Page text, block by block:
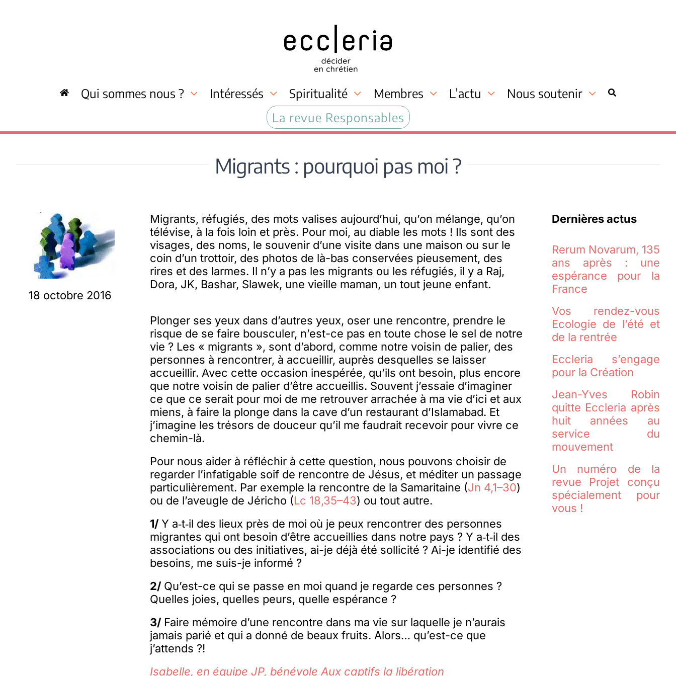
Qui sommes nous ? Intéressés Spiritualité Membres L’actu
Nous soutenir
La revue Responsables
Migrants : pourquoi pas moi ?
18 octobre 2016
Migrants, réfugiés, des mots valises aujourd’hui, qu’on mélange, qu’on
télévise, à la fois loin et près. Pour moi, au diable les mots ! Ils sont des
visages, des noms, le souvenir d’une visite dans une maison ou sur le
coin d’un trottoir, des photos de là-bas conservées pieusement, des
rires et des larmes. Il n’y a pas les migrants ou les réfugiés, il y a Raj,
Dora, JK, Bashar, Slawek, une vieille maman, un tout jeune enfant.
Plonger ses yeux dans d’autres yeux, oser une rencontre, prendre le
risque de se faire bousculer, n’est-ce pas en toute chose le sel de notre
vie ? Les « migrants », sont d’abord, comme notre voisin de palier, des
personnes à rencontrer, à accueillir, auprès desquelles se laisser
accueillir. Avec cette occasion inespérée, qu’ils ont besoin, plus encore
que notre voisin de palier d’être accueillis. Souvent j’essaie d’imaginer
ce que ce serait pour moi de me retrouver arrachée à ma vie d’ici et aux
miens, à faire la plonge dans la cave d’un restaurant d’Islamabad. Et
j’imagine les trésors de douceur qu’il me faudrait recevoir pour vivre ce
chemin-là.
Pour nous aider à réfléchir à cette question, nous pouvons choisir de
regarder l’infatigable soif de rencontre de Jésus, et méditer un passage
particulièrement. Par exemple la rencontre de la Samaritaine (Jn 4,1–30)
ou de l’aveugle de Jéricho (Lc 18,35–43) ou tout autre.
1/Y a‑t‑il des lieux près de moi où je peux rencontrer des personnes
migrantes qui ont besoin d’être accueillies dans notre pays ? Y a‑t‑il des
associations ou des initiatives, ai-je déjà été sollicité ? Ai-je identifié des
besoins, me suis-je informé ?
2/ Qu’est-ce qui se passe en moi quand je regarde ces personnes ?
Quelles joies, quelles peurs, quelle espérance ?
3/ Faire mémoire d’une rencontre dans ma vie sur laquelle je n’aurais
jamais parié et qui a donné de beaux fruits. Alors… qu’est-ce que
j’attends ?!
Isabelle, en équipe JP, bénévole Aux captifs la libération
Dernières actus
Rerum Novarum, 135
ans après : une
espérance pour la
France
Vos rendez-vous
Ecologie de l’été et
de la rentrée
Eccleria s’engage
pour la Création
Jean-Yves Robin
quitte Eccleria après
huit années au
service du
mouvement
Un numéro de la
revue Projet conçu
spécialement pour
vous !